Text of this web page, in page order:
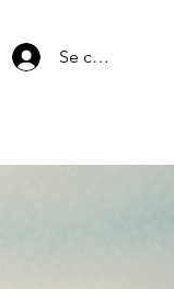
Se connecter